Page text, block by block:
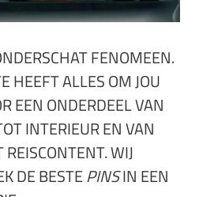
FENOMEEN.
HEEFT ALLES OM JOU
EEN ONDERDEEL VAN
INTERIEUR EN VAN
WIJ
DE BESTEPINSIN EEN